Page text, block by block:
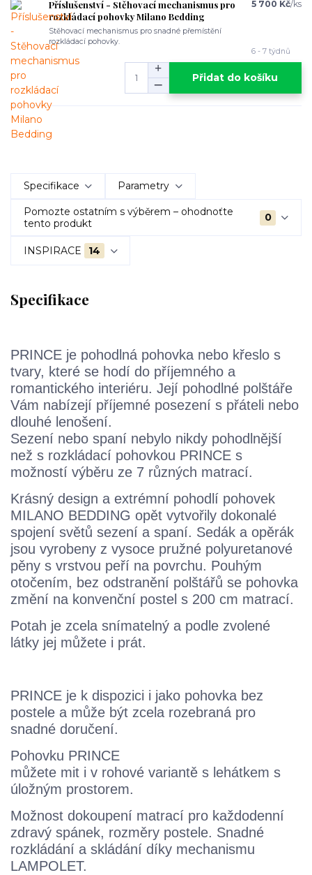
Příslušenství - Stěhovací mechanismus pro
rozkládací pohovky Milano Bedding
Stěhovací mechanismus pro snadné přemístění
rozkládací pohovky.
5 700 Kč/ks
6 - 7 týdnů
Přidat do košíku
Specifikace Parametry
Pomozte ostatním s výběrem – ohodnoťte
tento produkt
0
INSPIRACE 14
Specifikace
PRINCE je pohodlná pohovka nebo křeslo s
tvary, které se hodí do příjemného a
romantického interiéru. Její pohodlné polštáře
Vám nabízejí příjemné posezení s přáteli nebo
dlouhé lenošení.
Sezení nebo spaní nebylo nikdy pohodlnější
než s rozkládací pohovkou PRINCE s
možností výběru ze 7 různých matrací.
Krásný design a extrémní pohodlí pohovek
MILANO BEDDING opět vytvořily dokonalé
spojení světů sezení a spaní. Sedák a opěrák
jsou vyrobeny z vysoce pružné polyuretanové
pěny s vrstvou peří na povrchu. Pouhým
otočením, bez odstranění polštářů se pohovka
změní na konvenční postel s 200 cm matrací.
Potah je zcela snímatelný a podle zvolené
látky jej můžete i prát.
PRINCE je k dispozici i jako pohovka bez
postele a může být zcela rozebraná pro
snadné doručení.
Pohovku PRINCE
můžete mit i v rohové variantě s lehátkem s
úložným prostorem.
Možnost dokoupení matrací pro každodenní
zdravý spánek, rozměry postele. Snadné
rozkládání a skládání díky mechanismu
LAMPOLET.